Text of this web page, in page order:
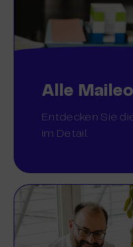
Alle
Entdecken Sie
im Detail.